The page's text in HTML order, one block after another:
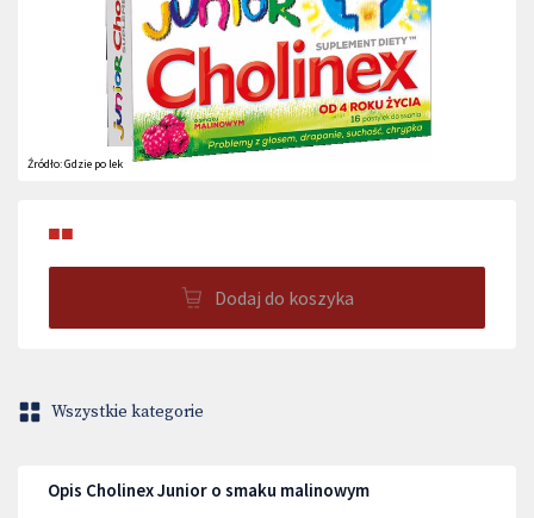
Źródło:Gdzie po lek
■■
Dodaj do koszyka
Wszystkie kategorie
Opis Cholinex Junior o smaku malinowym